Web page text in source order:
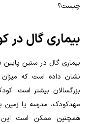
چیست؟
بیماری گال در
بیماری گال در سنین
نشان داده است که میزان
بزرگسالان بیشتر است.
مهدکودک، مدرسه یا زمین
همچنین ممکن است این